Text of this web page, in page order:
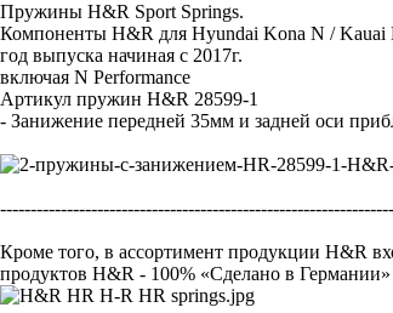
Пружины H&R Sport Springs.
Компоненты H&R для Hyundai Kona N /
год выпуска начиная с 2017г.
включая N Performance
Артикул пружин H&R 28599-1
- Занижение передней 35мм и задней оси
Кроме того, в ассортимент продукции H&R
продуктов H&R - 100% «Сделано в